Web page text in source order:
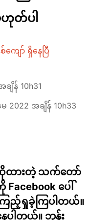
ဟုတ်ပါ
ော် ရှိနေပြီ
ျိန် 10h31
အချိန် 10h33
ထားတဲ့ သက်တော်
ပေါ်
ြည့်ရှုခဲ့ကြပါတယ်။
ပါတယ်။ ဘုန်း